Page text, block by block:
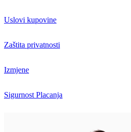
Uslovi kupovine
Zaštita privatnosti
Izmjene
Sigurnost Placanja